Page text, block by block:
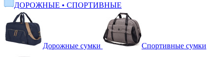
ДОРОЖНЫЕ • СПОРТИВНЫЕ
Дорожные сумки Спортивные сумки